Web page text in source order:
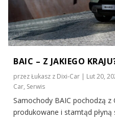
BAIC – Z JAKIEGO
przezŁukasz z Dixi-Car | Lut 20,
Car, Serwis
Samochody BAIC pochodzą
produkowane i stamtąd płyną